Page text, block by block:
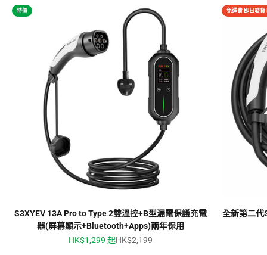
特價
S3XYEV 13A Pro to Type 2雙溫控+B型漏電保護充電
器(屏幕顯示+Bluetooth+Apps)兩年保用
促銷價
HK$1,299 起原價
HK$2,199
免運費 即日發貨
全新第二代